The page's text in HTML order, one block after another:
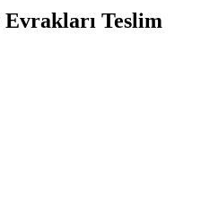
Evrakları Teslim